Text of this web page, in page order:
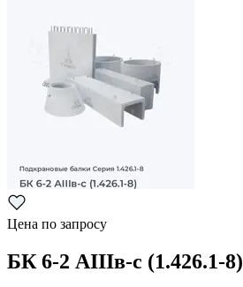
Цена по запросу
БК 6-2 AIIIв-с (1.426.1-8)